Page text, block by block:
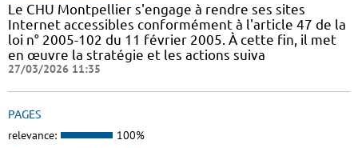
Le CHU Montpellier s'engage à rendre ses sites
Internet accessibles conformément à l'article 47 de la
loi n° 2005-102 du 11 février 2005. À cette fin, il met
en œuvre la stratégie et les actions suiva
27/03/2026 11:35
PAGES
relevance: 100%